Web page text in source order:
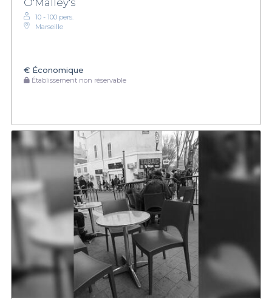
O'Malley's
10 - 100 pers.
Marseille
€ Économique
Établissement non réservable